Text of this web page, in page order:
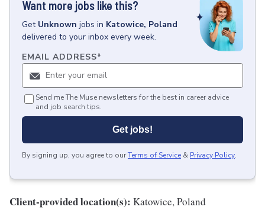
Want more jobs like this?
Get Unknown jobs in Katowice, Poland
delivered to your inbox every week.
EMAIL ADDRESS*
Send me The Muse newsletters for the best in career advice
and job search tips.
Get jobs!
By signing up, you agree to ourTerms of Service & Privacy Policy.
Client-provided location(s): Katowice, Poland